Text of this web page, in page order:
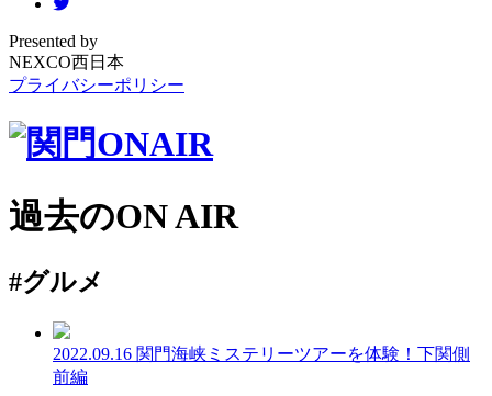
Presented by
NEXCO西日本
プライバシーポリシー
過去のON AIR
#グルメ
2022.09.16 関門海峡ミステリーツアーを体験！下関側
前編